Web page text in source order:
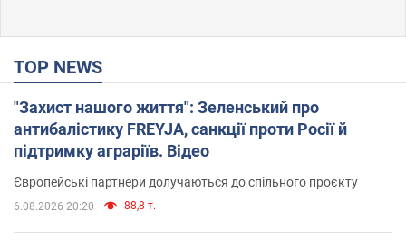
TOP NEWS
"Захист нашого життя": Зеленський про
антибалістику FREYJA, санкції проти Росії й
підтримку аграріїв. Відео
Європейські партнери долучаються до спільного проєкту
6.08.2026 20:20 88,8 т.